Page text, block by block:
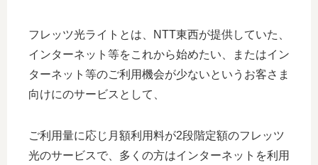
フレッツ光ライトとは、NTT東西が提供していた、
インターネット等をこれから始めたい、またはイン
ターネット等のご利用機会が少ないというお客さま
向けにのサービスとして、
ご利用量に応じ月額利用料が2段階定額のフレッツ
光のサービスで、多くの方はインターネットを利用